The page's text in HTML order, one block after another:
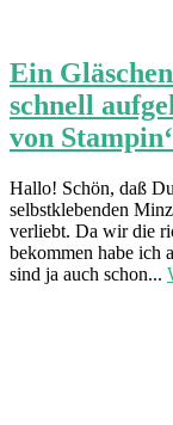
Ein
schnell
von
Hallo! Schön, daß
selbstklebenden
verliebt. Da wir die
bekommen habe ich
sind ja auch schon...